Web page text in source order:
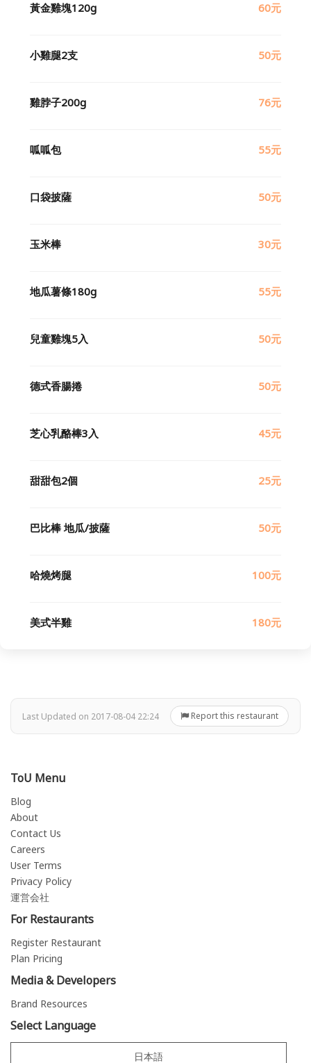
黃金雞塊120g 60元
小雞腿2支 50元
雞脖子200g 76元
呱呱包 55元
口袋披薩 50元
玉米棒 30元
地瓜薯條180g 55元
兒童雞塊5入 50元
德式香腸捲 50元
芝心乳酪棒3入 45元
甜甜包2個 25元
巴比棒 地瓜/披薩 50元
哈燒烤腿 100元
美式半雞 180元
Last Updated on 2017-08-04 22:24 Report this restaurant
ToU Menu
Blog
About
Contact Us
Careers
User Terms
Privacy Policy
運営会社
For Restaurants
Register Restaurant
Plan Pricing
Media & Developers
Brand Resources
Select Language
日本語